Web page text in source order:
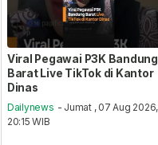
Viral Pegawai P3K Bandung
Barat Live TikTok di Kantor
Dinas
Dailynews - Jumat , 07 Aug 2026,
20:15 WIB